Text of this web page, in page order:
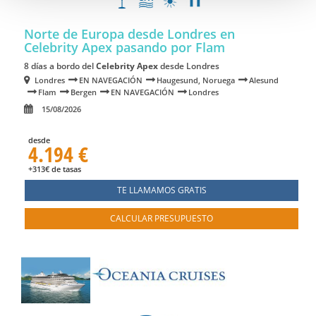
Norte de Europa desde Londres en
Celebrity Apex pasando por Flam
8 días a bordo delCelebrity Apexdesde Londres
Londres EN NAVEGACIÓN Haugesund, Noruega
Alesund
Flam
Bergen EN NAVEGACIÓN
Londres
15/08/2026
desde
4.194 €
+313€ de tasas
TE LLAMAMOS GRATIS
CALCULAR PRESUPUESTO